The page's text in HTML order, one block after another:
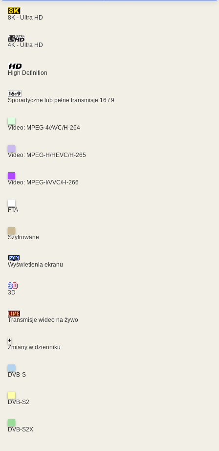
8K - Ultra HD
4K - Ultra HD
High Definition
Sporadyczne lub pełne transmisje 16 / 9
Video: MPEG-4/AVC/H-264
Video: MPEG-H/HEVC/H-265
Video: MPEG-I/VVC/H-266
FTA
Szyfrowane
Wyświetlenia ekranu
3D
Transmisje wideo na żywo
+
Zmiany w dzienniku
DVB-S
DVB-S2
DVB-S2X